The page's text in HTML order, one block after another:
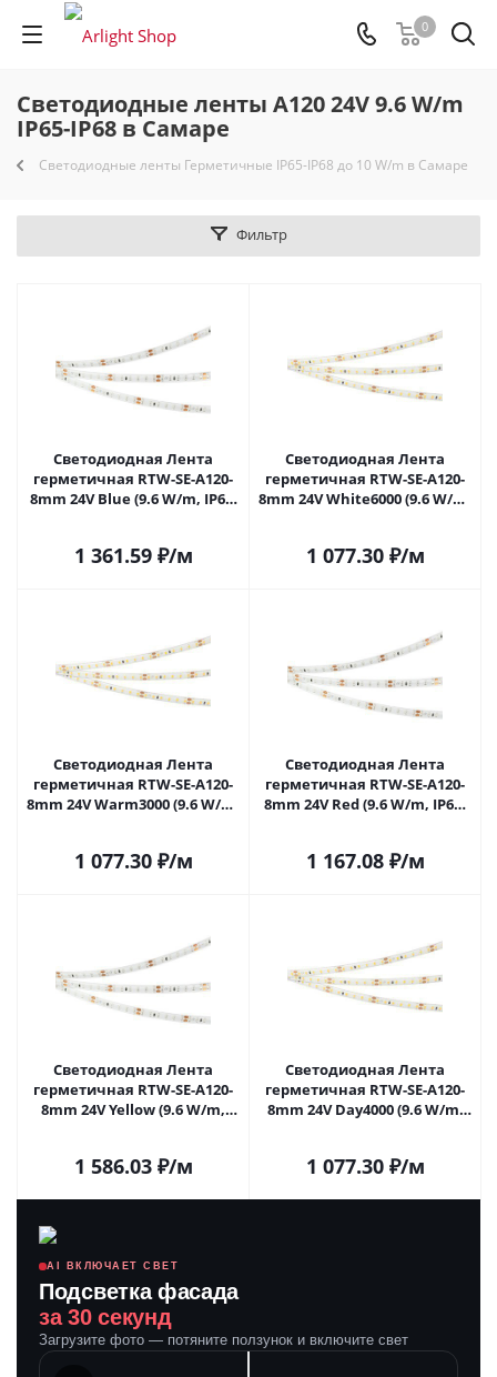
0
Светодиодные ленты A120 24V 9.6 W/m
IP65-IP68 в Самаре
Светодиодные ленты Герметичные IP65-IP68 до 10 W/m в Самаре
Фильтр
Светодиодная Лента
герметичная RTW-SE-A120-
8mm 24V Blue (9.6 W/m, IP65,
1 361.59₽/м
Светодиодная Лента
герметичная RTW-SE-A120-
8mm 24V White6000 (9.6 W/m,
1 077.30₽/м
Светодиодная Лента
герметичная RTW-SE-A120-
8mm 24V Warm3000 (9.6 W/m,
1 077.30₽/м
Светодиодная Лента
герметичная RTW-SE-A120-
8mm 24V Red (9.6 W/m, IP65,
1 167.08₽/м
Светодиодная Лента
герметичная RTW-SE-A120-
8mm 24V Yellow (9.6 W/m,
Самаре
1 586.03₽/м
Светодиодная Лента
герметичная RTW-SE-A120-
8mm 24V Day4000 (9.6 W/m,
1 077.30₽/м
AI ВКЛЮЧАЕТ СВЕТ
Подсветка фасада
за 30 секунд
Загрузите фото — потяните ползунок и включите свет